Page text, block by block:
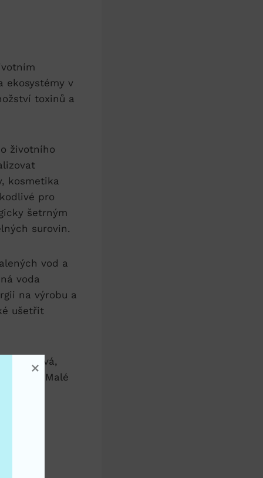
ekosystémy v
toxinů a
životního
kosmetika
pro
šetrným
surovin.
vod a
voda
na výrobu ⁤a
ušetřit
vyzývá,
Malé